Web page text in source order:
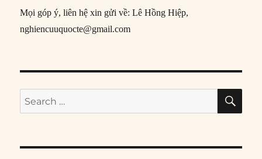
Mọi góp ý, liên hệ xin gửi về: Lê Hồng Hiệp,
nghiencuuquocte@gmail.com
Search
for: